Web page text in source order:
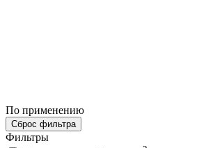
По применению
Сброс фильтра
Фильтры